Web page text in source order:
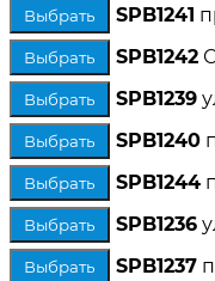
Выбрать SPB1241
Выбрать SPB1242
Выбрать SPB1239
Выбрать SPB1240
Выбрать SPB1244
Выбрать SPB1236
Выбрать SPB1237